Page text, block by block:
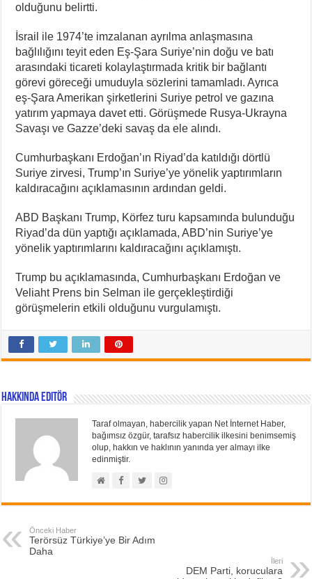
olduğunu belirtti.
İsrail ile 1974’te imzalanan ayrılma anlaşmasına
bağlılığını teyit eden Eş-Şara Suriye’nin doğu ve batı
arasındaki ticareti kolaylaştırmada kritik bir bağlantı
görevi göreceği umuduyla sözlerini tamamladı. Ayrıca
eş-Şara Amerikan şirketlerini Suriye petrol ve gazına
yatırım yapmaya davet etti. Görüşmede Rusya-Ukrayna
Savaşı ve Gazze’deki savaş da ele alındı.
Cumhurbaşkanı Erdoğan’ın Riyad’da katıldığı dörtlü
Suriye zirvesi, Trump’ın Suriye’ye yönelik yaptırımların
kaldıracağını açıklamasının ardından geldi.
ABD Başkanı Trump, Körfez turu kapsamında bulunduğu
Riyad’da dün yaptığı açıklamada, ABD’nin Suriye’ye
yönelik yaptırımlarını kaldıracağını açıklamıştı.
Trump bu açıklamasında, Cumhurbaşkanı Erdoğan ve
Veliaht Prens bin Selman ile gerçekleştirdiği
görüşmelerin etkili olduğunu vurgulamıştı.
Hakkında Editör
Taraf olmayan, habercilik yapan Net İnternet Haber,
bağımsız özgür, tarafsız habercilik ilkesini benimsemiş
olup, hakkın ve haklının yanında yer almayı ilke
edinmiştir.
Önceki Haber
Terörsüz Türkiye’ye Bir Adım
Daha
İleri
DEM Parti, koruculara